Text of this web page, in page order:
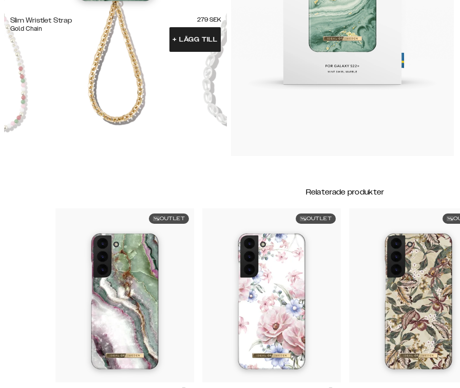
Slim Wristlet Strap
Gold Chain
279 SEK
+ LÄGG TILL
Relaterade produkter
OUTLET OUTLET